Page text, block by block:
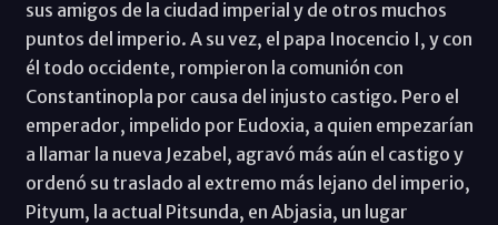
sus amigos de la ciudad imperial y de otros muchos
puntos del imperio. A su vez, el papa Inocencio I, y con
él todo occidente, rompieron la comunión con
Constantinopla por causa del injusto castigo. Pero el
emperador, impelido por Eudoxia, a quien empezarían
a llamar la nueva Jezabel, agravó más aún el castigo y
ordenó su traslado al extremo más lejano del imperio,
Pityum, la actual Pitsunda, en Abjasia, un lugar